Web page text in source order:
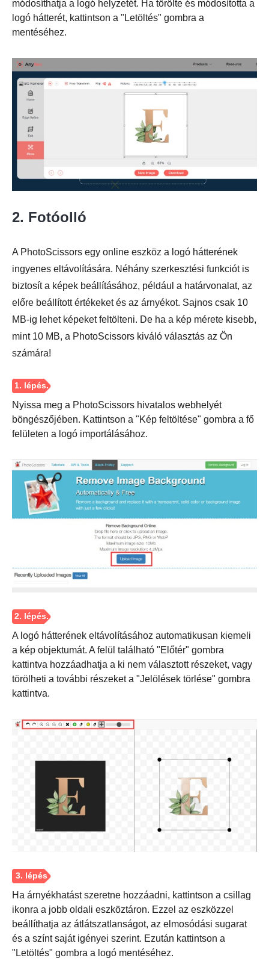
4. lépés.
módosíthatja a logó helyzetét. Ha törölte és módosította a
logó hátterét, kattintson a "Letöltés" gombra a
mentéséhez.
2. Fotóolló
A PhotoScissors egy online eszköz a logó hátterének
ingyenes eltávolítására. Néhány szerkesztési funkciót is
biztosít a képek beállításához, például a határvonalat, az
előre beállított értékeket és az árnyékot. Sajnos csak 10
MB-ig lehet képeket feltölteni. De ha a kép mérete kisebb,
mint 10 MB, a PhotoScissors kiváló választás az Ön
számára!
Nyissa meg a PhotoScissors hivatalos webhelyét
böngészőjében. Kattintson a "Kép feltöltése" gombra a fő
felületen a logó importálásához.
A logó hátterének eltávolításához automatikusan kiemeli
a kép objektumát. A felül található "Előtér" gombra
kattintva hozzáadhatja a ki nem választott részeket, vagy
törölheti a további részeket a "Jelölések törlése" gombra
kattintva.
Ha árnyékhatást szeretne hozzáadni, kattintson a csillag
ikonra a jobb oldali eszköztáron. Ezzel az eszközzel
beállíthatja az átlátszatlanságot, az elmosódási sugarat
és a színt saját igényei szerint. Ezután kattintson a
"Letöltés" gombra a logó mentéséhez.